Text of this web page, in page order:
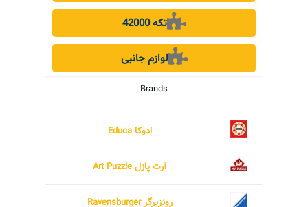
42000 تکه
لوازم جانبی
Brands
ادوکا Educa
آرت پازل Art Puzzle
رونزبرگر Ravensburger